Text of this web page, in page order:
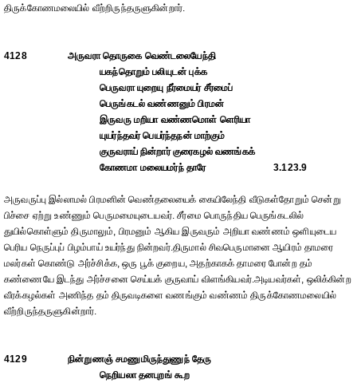
திருக்கோணமலையில் வீற்றிருந்தருளுகின்றார்.
4128
அருவரா தொருகை வெண்டலையேந்தி
யகந்தொறும் பலியுடன் புக்க
பெருவரா யுறையு நீர்மையர் சீர்மைப்
பெருங்கடல் வண்ணனும் பிரமன்
இருவரு மறியா வண்ணமொள் ளெரியா
யுயர்ந்தவர் பெயர்ந்தநன் மாற்கும்
குருவராய் நின்றார் குரைகழல் வணங்கக்
கோணமா மலையமர்ந் தாரே
3.123.9
அருவருப்பு இல்லாமல் பிரமனின் வெண்தலையைக் கையிலேந்தி வீடுகள்தோறும் சென்று
பிச்சை ஏற்று உண்ணும் பெருமமையுடையவர். சீர்மை பொருந்திய பெருங்கடலில்
துயில்கொள்ளும் திருமாலும், பிரமனும் ஆகிய இருவரும் அறியா வண்ணம் ஒளியுடைய
பெரிய நெருப்புப் பிழம்பாய் உயர்ந்து நின்றவர்.திருமால் சிவபெருமானை ஆயிரம் தாமரை
மலர்கள் கொண்டு அர்ச்சிக்க, ஒரு பூக் குறைய, அதற்காகக் தாமரை போன்ற தம்
கண்ணையே இடந்து அர்ச்சனை செய்யக் குருவாய் விளங்கியவர்.அடியவர்கள், ஒலிக்கின்ற
வீரக்கழல்கள் அணிந்த தம் திருவடிகளை வணங்கும் வண்ணம் திருக்கோணமலையில்
வீற்றிருந்தருளுகின்றார்.
4129
நின்றுணஞ் சமணுமிருந்துணுந் தேரு
நெறியலா தனபுறங் கூற